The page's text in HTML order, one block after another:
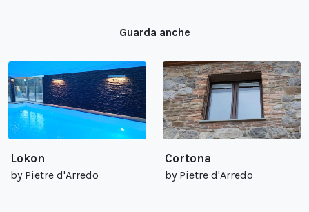
Guarda anche
Lokon
by Pietre d'Arredo
Cortona
by Pietre d'Arredo